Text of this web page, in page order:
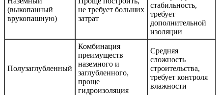
(выкопанный
врукопашную)
не требует больших
затрат
стабильность,
требует
дополнительной
изоляции
Полузаглубленный
Комбинация
преимуществ
наземного и
заглубленного,
проще
гидроизоляция
Средняя
сложность
строительства,
требует контроля
влажности